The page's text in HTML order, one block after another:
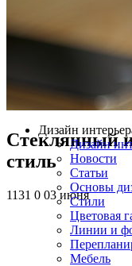
Стеклянный
стиль
1131 0 03 июня
Дизайн
Дизайн
Новости
Статьи
Основы
Стили
Цветовая
Линии и
Мебель